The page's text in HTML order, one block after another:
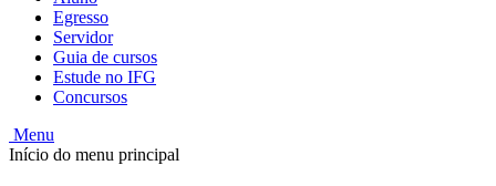
Egresso
Servidor
Guia de cursos
Estude no IFG
Concursos
Menu
Início do menu principal